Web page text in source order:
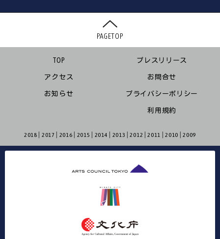
PAGETOP
TOP
アクセス
お知らせ
プレスリリース
お問合せ
プライバシーポリシー
利用規約
2018 2017 2016 2015 2014 2013 2012 2011 2010 2009